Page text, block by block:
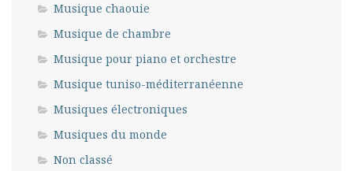
Musique chaouie
Musique de chambre
Musique pour piano et orchestre
Musique tuniso-méditerranéenne
Musiques électroniques
Musiques du monde
Non classé